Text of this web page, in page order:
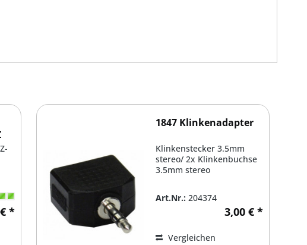
*
1847 Klinkenadapter
Klinkenstecker 3.5mm
stereo/ 2x Klinkenbuchse
3.5mm stereo
Art.Nr.: 204374
3,00 € *
Vergleichen